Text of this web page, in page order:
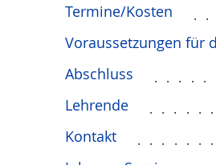
Termine/Kosten
Voraussetzungen für
Abschluss
Lehrende
Kontakt